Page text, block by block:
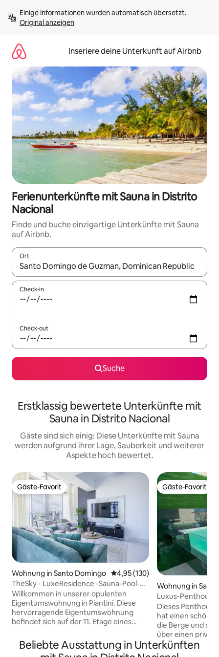
Inhalten
springenOriginal anzeigen
Inseriere deine Unterkunft auf Airbnb
Ferienunterkünfte mit Sauna in Distrito
Nacional
Finde und buche einzigartige Unterkünfte mit Sauna
auf Airbnb.
Ort
Wenn Ergebnisse verfügbar sind, navigiere mit den
Check-in
Check-out
Suche
Erstklassig bewertete Unterkünfte mit
Sauna in Distrito Nacional
Gäste sind sich einig: Diese Unterkünfte mit Sauna
werden aufgrund ihrer Lage, Sauberkeit und weiterer
Aspekte hoch bewertet.
Gäste-Favorit
Gäste-Favorit
Wohnung in Santo Domingo Durchschnittliche Bewertung:
4,95 (130)
TheSky - LuxeResidence -Sauna-Pool-
WLAN @DTSD
Willkommen in unserer opulenten
Eigentumswohnung in Piantini. Diese
hervorragende Eigentumswohnung
befindet sich auf der 11. Etage eines
städtischen Rückzugsort, der sowohl
Luxus als auch Lagekomfort garantiert.
Gäste-Favorit
Gäste-Favorit
Wohnung in
Luxus-
Whirlpool,
Dieses
hat einen
die Berge und
über einen
liegt in zentraler
Minuten von den
Beliebte Ausstattung in Unterkünften